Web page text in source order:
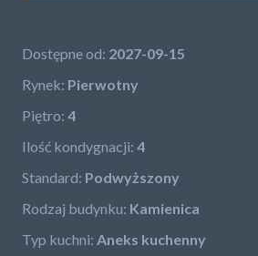
Dostępne od: 2027-09-15
Rynek: Pierwotny
Piętro: 4
Ilość kondygnacji: 4
Standard: Podwyższony
Rodzaj budynku: Kamienica
Typ kuchni: Aneks kuchenny